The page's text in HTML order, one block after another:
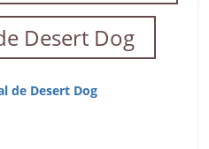
Desert Dog